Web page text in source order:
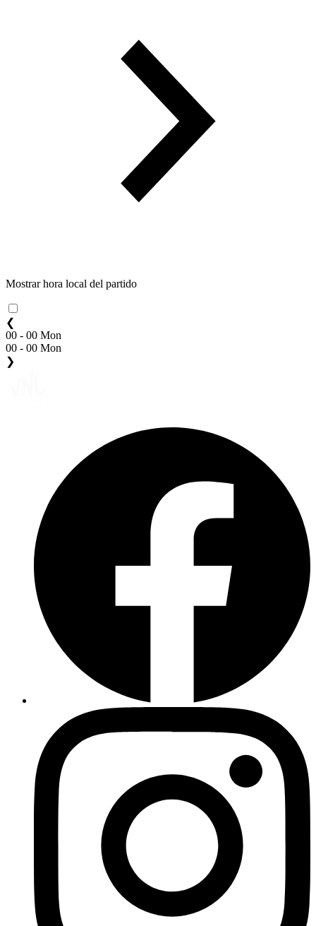
Mostrar hora local del partido
❮
00 - 00 Mon
00 - 00 Mon
❯